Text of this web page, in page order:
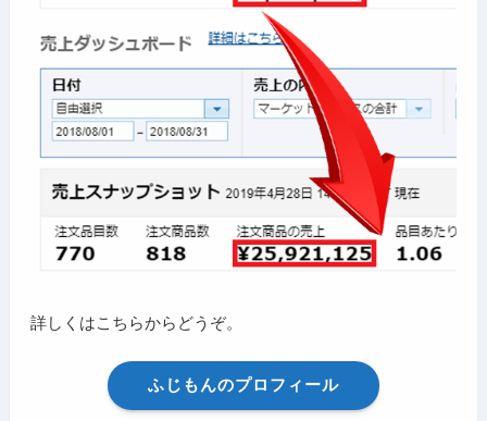
詳しくはこちらからどうぞ。
ふじもんのプロフィール